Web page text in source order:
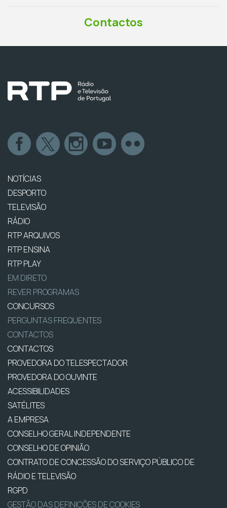
Contactos
NOTÍCIAS
DESPORTO
TELEVISÃO
RÁDIO
RTP ARQUIVOS
RTP ENSINA
RTP PLAY
EM DIRETO
REVER PROGRAMAS
CONCURSOS
PERGUNTAS FREQUENTES
CONTACTOS
CONTACTOS
PROVEDORA DO TELESPECTADOR
PROVEDORA DO OUVINTE
ACESSIBILIDADES
SATÉLITES
A EMPRESA
CONSELHO GERAL INDEPENDENTE
CONSELHO DE OPINIÃO
CONTRATO DE CONCESSÃO DO SERVIÇO PÚBLICO DE
RÁDIO E TELEVISÃO
RGPD
GESTÃO DAS DEFINIÇÕES DE COOKIES